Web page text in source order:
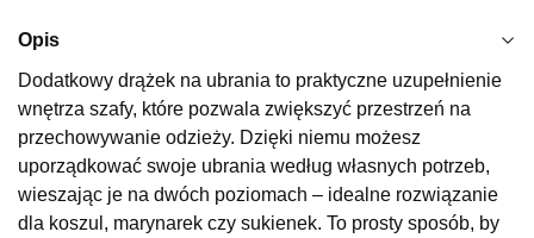
SALON MEBLOWY KUBUŚ
Salon meblowy
UL.RZEMIEŚLNICZA 6
66-470 KOSTRZYN NAD ODRĄ
Nr tel.507103199
Godziny otwarcia
Opis
Dodatkowy drążek na ubrania to praktyczne uzupełnienie
wnętrza szafy, które pozwala zwiększyć przestrzeń na
przechowywanie odzieży. Dzięki niemu możesz
uporządkować swoje ubrania według własnych potrzeb,
wieszając je na dwóch poziomach – idealne rozwiązanie
dla koszul, marynarek czy sukienek. To prosty sposób, by